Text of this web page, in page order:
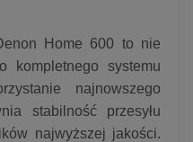
Home 600 to nie
kompletnego systemu
najnowszego
stabilność przesyłu
najwyższej jakości.